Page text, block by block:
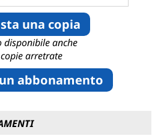
una copia
disponibile anche
arretrate
abbonamento